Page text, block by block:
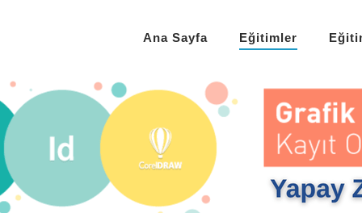
Ana Sayfa Eğitimler